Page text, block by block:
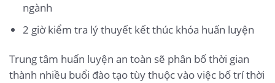
ngành
2 giờ kiểm tra lý thuyết kết thúc khóa huấn luyện
Trung tâm huấn luyện an toàn sẽ phân bố thời gian
thành nhiều buổi đào tạo tùy thuộc vào việc bố trí thời